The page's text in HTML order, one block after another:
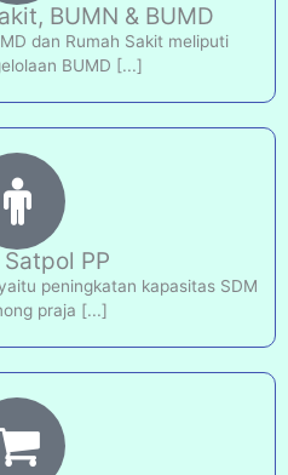
BUMN & BUMD
dan Rumah Sakit meliputi
BUMD [...]
PP
peningkatan kapasitas SDM
praja [...]